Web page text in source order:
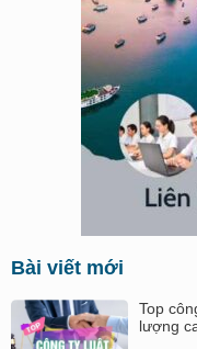
Bài viết mới
Top
lượng